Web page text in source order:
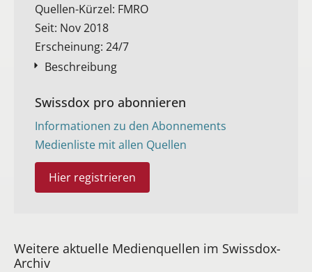
Quellen-Kürzel: FMRO
Seit: Nov 2018
Erscheinung: 24/7
Beschreibung
Swissdox pro abonnieren
Informationen zu den Abonnements
Medienliste mit allen Quellen
Hier registrieren
Weitere aktuelle Medienquellen im Swissdox-
Archiv